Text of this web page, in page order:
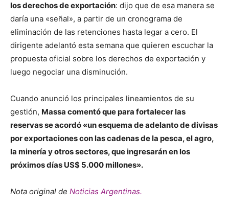
los derechos de exportación: dijo que de esa manera se
daría una «señal», a partir de un cronograma de
eliminación de las retenciones hasta legar a cero. El
dirigente adelantó esta semana que quieren escuchar la
propuesta oficial sobre los derechos de exportación y
luego negociar una disminución.
Cuando anunció los principales lineamientos de su
gestión, Massa comentó que para fortalecer las
reservas se acordó «un esquema de adelanto de divisas
por exportaciones con las cadenas de la pesca, el agro,
la minería y otros sectores, que ingresarán en los
próximos días US$ 5.000 millones».
Nota original de Noticias Argentinas.